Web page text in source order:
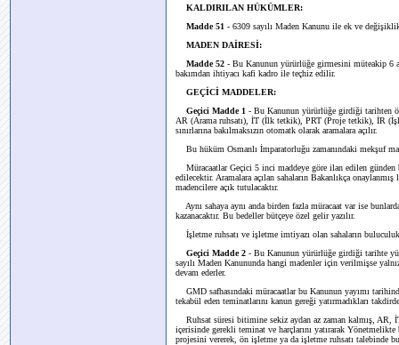
KALDIRILAN HÜKÜMLER:
Madde 51 - 6309 sayılı Maden Kanunu ile ek ve
MADEN DAİRESİ:
Madde 52 - Bu Kanunun yürürlüğe girmesini müteakip 6
bakımdan ihtiyacı kafi kadro ile teçhiz edilir.
GEÇİCİ MADDELER:
Geçici Madde 1 - Bu Kanunun yürürlüğe girdiği tarihten
AR (Arama ruhsatı), İT (İlk tetkik), PRT (Proje tetkik), İR
sınırlarına bakılmaksızın otomatk olarak aramalara açılır.
Bu hüküm Osmanlı İmparatorluğu zamanındaki mekşuf
Müracaatlar Geçici 5 inci maddeye göre ilan edilen günden
edilecektir. Aramalara açılan sahaların Bakanlıkça
madencilere açık tutulacaktır.
Aynı sahaya aynı anda birden fazla müracaat var ise
kazanacaktır. Bu bedeller bütçeye özel gelir yazılır.
İşletme ruhsatı ve işletme imtiyazı olan sahaların buluculuk
Geçici Madde 2 - Bu Kanunun yürürlüğe girdiği tarihte
sayılı Maden Kanununda hangi madenler için verilmişse
devam ederler.
GMD safhasındaki müracaatlar bu Kanunun yayımı
tekabül eden teminatlarını kanun gereği yatırmadıkları
Ruhsat süresi bitimine sekiz aydan az zaman kalmış, AR,
içerisinde gerekli teminat ve harçlarını yatırarak
projesini vererek, ön işletme ya da işletme ruhsatı talebinde